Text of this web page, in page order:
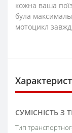
кожна ваша
була
мотоцикл
СУМІСНІСТЬ З
Тип